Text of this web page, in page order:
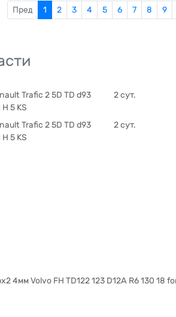
Пред 1 2 3 4 5 6 7 8 9
Trafic 2 5D TD d93
5 KS
2 сут.
Trafic 2 5D TD d93
5 KS
2 сут.
4мм Volvo FH TD122 123 D12A R6 130 18